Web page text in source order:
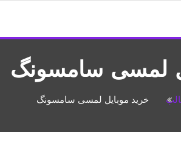
لمسی سامسونگ
خرید موبایل لمسی سامسونگ